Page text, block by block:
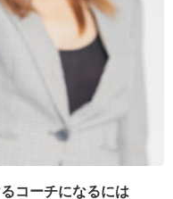
コーチになるには